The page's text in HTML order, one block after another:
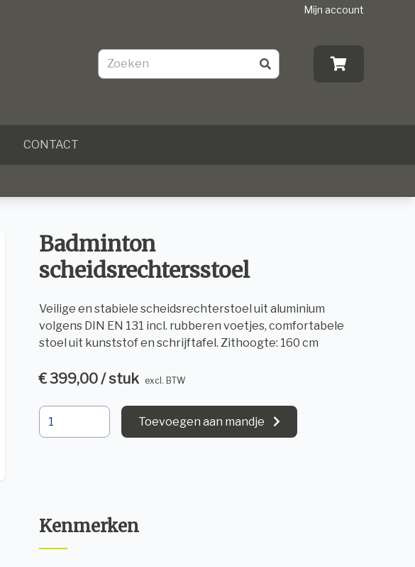
Mijn account
CONTACT
Badminton
scheidsrechtersstoel
Veilige en stabiele scheidsrechterstoel uit aluminium
volgens DIN EN 131 incl. rubberen voetjes, comfortabele
stoel uit kunststof en schrijftafel. Zithoogte: 160 cm
€ 399,00 / stuk excl. BTW
Toevoegen aan mandje
Kenmerken